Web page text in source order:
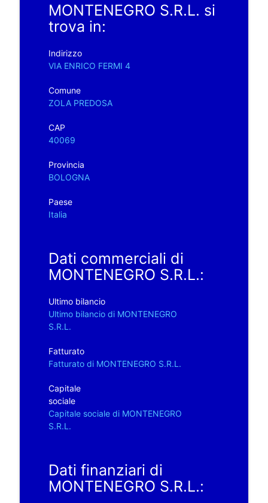
MONTENEGRO S.R.L. si
trova in:
Indirizzo
VIA ENRICO FERMI 4
Comune
ZOLA PREDOSA
CAP
40069
Provincia
BOLOGNA
Paese
Italia
Dati commerciali di
MONTENEGRO S.R.L.:
Ultimo bilancio
Ultimo bilancio di MONTENEGRO
S.R.L.
Fatturato
Fatturato di MONTENEGRO S.R.L.
Capitale
sociale
Capitale sociale di MONTENEGRO
S.R.L.
Dati finanziari di
MONTENEGRO S.R.L.: